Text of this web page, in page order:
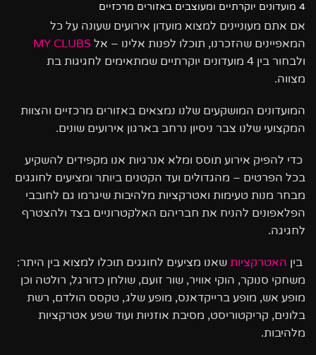
4 מועדונים יוקרתיים ומעוצבים באזורים מרכזיים
אם אתם מעוניינים למצוא מועדון אירועים שעונה על כל
המאפיינים שהזכרנו, תוכלו לפנות אלינו – אל MY CLUBS
ולבחור בין 4 מועדונים יוקרתיים שמתאימים לחגיגות בת
מצווה.
המועדונים המושקעים שלנו נמצאים באזורים מרכזיים והצוות
המקצועי שלנו צבר ניסיון נרחב בארגון אירועים שונים.
כדי להפיק אירוע תוסס ומלא אנרגיות אנו מקפידים להשקיע
בכל הפרטים – מהגדולים ועד הקטנים ביותר ומציעים לחוגגים
מבחר מנות טעימות ואטרקציות מלהיבות שיגרמו גם לחובבי
הפלאפונים להניח את חבריהם האלקטרוניים בצד ולהצטרף
לחגיגה.
בין האטרקציות שאנו מציעים לחוגגים תוכלו למצוא בין היתר:
משחקי סנוקר, הוקי אוויר, שור זועם, שולחן כדורגל, רולטה וכן
מופע אש, מופע ברייקדאנס, מופע שלג, טקסס הולדם, רשת
בלונים, קריקטוריסט, מסיבת אוזניות ועוד שפע אטרקציות
מלהיבות.